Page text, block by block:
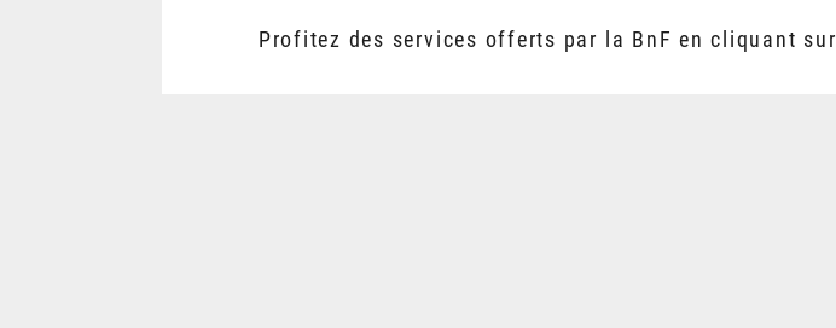
Profitez des services offerts par la BnF en cliquant sur